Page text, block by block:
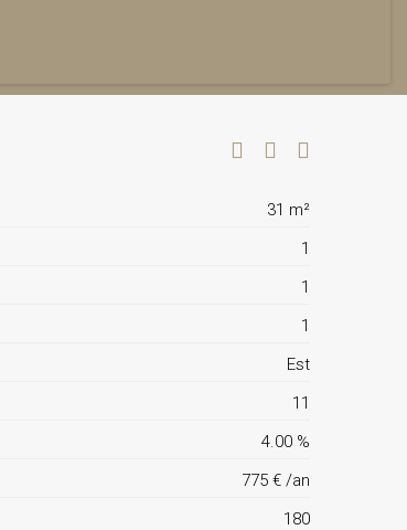
31 m²
1
1
1
Est
11
4.00 %
775 € /an
180